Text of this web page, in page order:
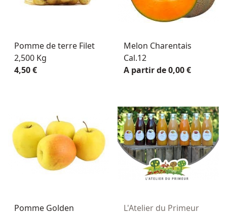
Pomme de terre Filet
2,500 Kg
4,50 €
Melon Charentais
Cal.12
A partir de 0,00 €
Pomme Golden
L'Atelier du Primeur